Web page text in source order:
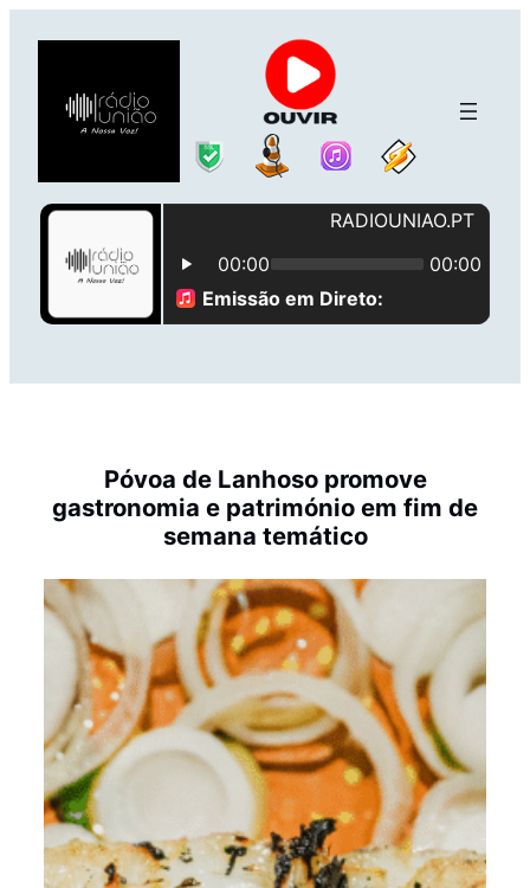
para
conteúdo
Póvoa de Lanhoso promove
gastronomia e património em fim de
semana temático